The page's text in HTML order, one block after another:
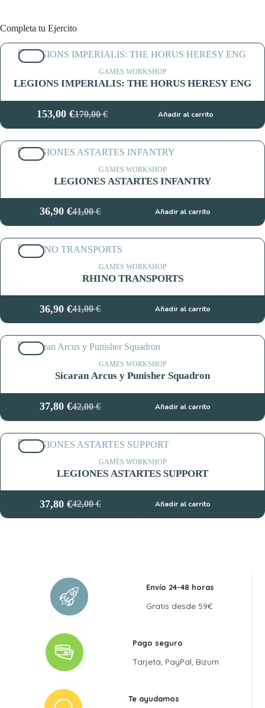
Completa tu Ejercito
GAMES WORKSHOP
LEGIONS IMPERIALIS: THE HORUS HERESY ENG
170,00€
El
precio
original
era:
170,00 €.
153,00 €El
precio
actual
es:
153,00 €.
Añadir al carrito
GAMES WORKSHOP
LEGIONES ASTARTES INFANTRY
41,00€
El
precio
original
era:
41,00 €.
36,90€El
precio
actual
es:
36,90 €.
Añadir al carrito
GAMES WORKSHOP
RHINO TRANSPORTS
41,00€
El
precio
original
era:
41,00 €.
36,90€El
precio
actual
es:
36,90 €.
Añadir al carrito
GAMES WORKSHOP
Sicaran Arcus y Punisher Squadron
42,00€
El
precio
original
era:
42,00 €.
37,80€El
precio
actual
es:
37,80 €.
Añadir al carrito
GAMES WORKSHOP
LEGIONES ASTARTES SUPPORT
42,00€
El
precio
37,80€El
precio
Añadir al carrito
Envío 24-48 horas
Gratis desde 59€
Pago seguro
Tarjeta, PayPal, Bizum
Te ayudamos